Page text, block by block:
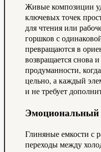
Живые композиции
ключевых точек
для чтения или
горшков с
превращаются в
возвращается снова
продуманности,
цельно, а каждый
и не требует
Глиняные емкости с
переходы между